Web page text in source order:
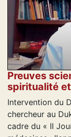
Preuves
spiritualité
Intervention du
chercheur au
cadre du « II